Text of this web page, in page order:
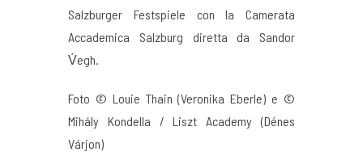
Salzburger Festspiele con la Camerata
Accademica Salzburg diretta da Sandor
V́egh.
Foto © Louie Thain (Veronika Eberle) e ©
Mihály Kondella / Liszt Academy (Dénes
Várjon)